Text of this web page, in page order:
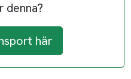
denna?
här